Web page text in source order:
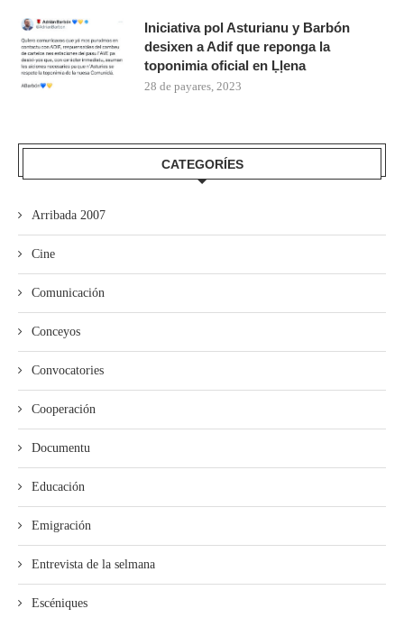
Iniciativa pol Asturianu y Barbón
desixen a Adif que reponga la
toponimia oficial en Ḷḷena
28 de payares, 2023
CATEGORÍES
Arribada 2007
Cine
Comunicación
Conceyos
Convocatories
Cooperación
Documentu
Educación
Emigración
Entrevista de la selmana
Escéniques